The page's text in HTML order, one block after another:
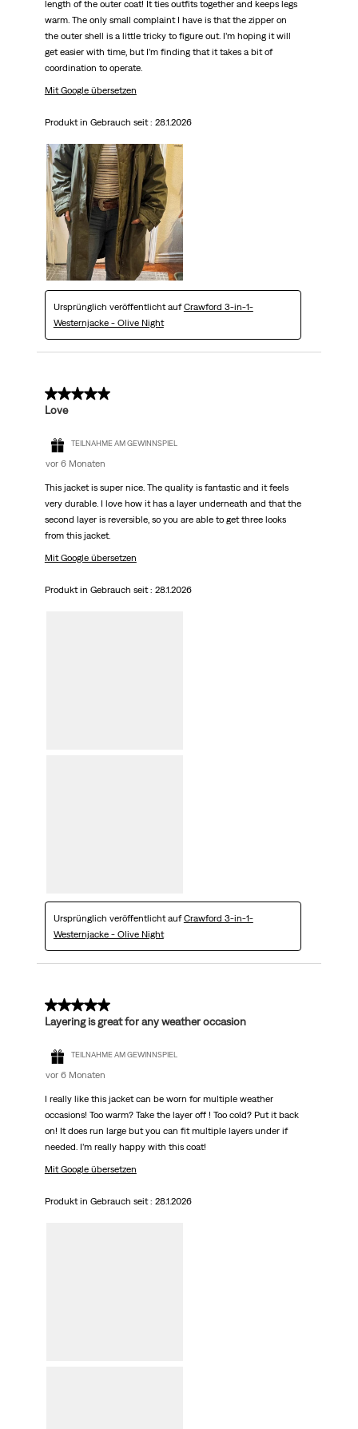
length of the outer coat! It ties outfits together and keeps legs
warm. The only small complaint I have is that the zipper on
the outer shell is a little tricky to figure out. I’m hoping it will
get easier with time, but I’m finding that it takes a bit of
coordination to operate.
Mit Google übersetzen
Produkt in Gebrauch seit : 28.1.2026
Ursprünglich veröffentlicht aufCrawford 3-in-1-
Westernjacke - Olive Night
5 von 5 Sternen.
Love
TEILNAHME AM GEWINNSPIEL
vor 6 Monaten
This jacket is super nice. The quality is fantastic and it feels
very durable. I love how it has a layer underneath and that the
second layer is reversible, so you are able to get three looks
from this jacket.
Mit Google übersetzen
Produkt in Gebrauch seit : 28.1.2026
Ursprünglich veröffentlicht aufCrawford 3-in-1-
Westernjacke - Olive Night
5 von 5 Sternen.
Layering is great for any weather occasion
TEILNAHME AM GEWINNSPIEL
vor 6 Monaten
I really like this jacket can be worn for multiple weather
occasions! Too warm? Take the layer off ! Too cold? Put it back
on! It does run large but you can fit multiple layers under if
needed. I’m really happy with this coat!
Mit Google übersetzen
Produkt in Gebrauch seit : 28.1.2026